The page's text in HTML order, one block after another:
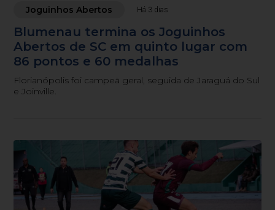
Joguinhos Abertos Há 3 dias
Blumenau termina os Joguinhos
Abertos de SC em quinto lugar com
86 pontos e 60 medalhas
Florianópolis foi campeã geral, seguida de Jaraguá do Sul
e Joinville.